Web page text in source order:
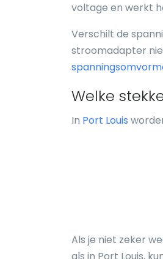
voltage en werkt
Verschilt de
stroomadapter
Welke
In Port Louis
Als je niet zeker
als in Port Louis,